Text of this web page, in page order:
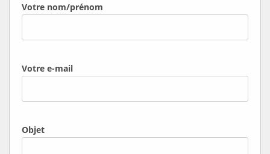
Votre nom/prénom
Votre e-mail
Objet